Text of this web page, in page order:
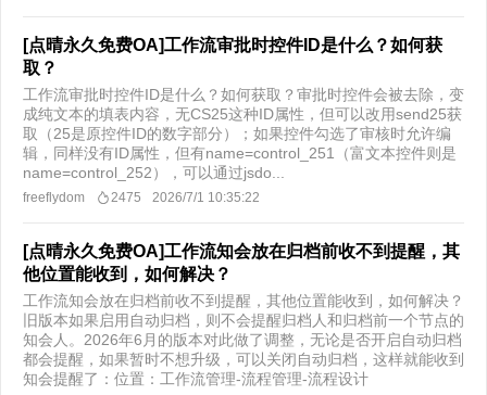
[点晴永久免费OA]工作流审批时控件ID是什么？如何获
取？
工作流审批时控件ID是什么？如何获取？ ​审批时控件会被去除，变
成纯文本的填表内容，无CS25这种ID属性，但可以改用send25获
取（25是原控件ID的数字部分）；如果控件勾选了审核时允许编
辑，同样没有ID属性，但有name=control_251（富文本控件则是
name=control_252），可以通过jsdo...
freeflydom 2475 2026/7/1 10:35:22
[点晴永久免费OA]工作流知会放在归档前收不到提醒，其
他位置能收到，如何解决？
工作流知会放在归档前收不到提醒，其他位置能收到，如何解决？
旧版本如果启用自动归档，则不会提醒归档人和归档前一个节点的
知会人。2026年6月的版本对此做了调整，无论是否开启自动归档
都会提醒，如果暂时不想升级，可以关闭自动归档，这样就能收到
知会提醒了：位置：工作流管理-流程管理-流程设计